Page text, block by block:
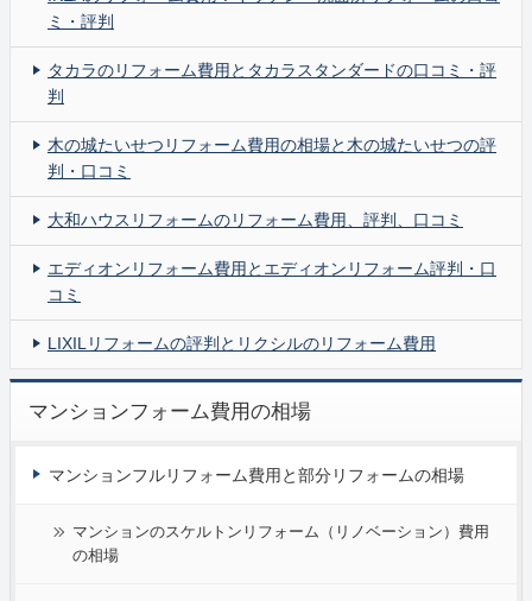
ミ・評判
タカラのリフォーム費用とタカラスタンダードの口コミ・評
判
木の城たいせつリフォーム費用の相場と木の城たいせつの評
判・口コミ
大和ハウスリフォームのリフォーム費用、評判、口コミ
エディオンリフォーム費用とエディオンリフォーム評判・口
コミ
LIXILリフォームの評判とリクシルのリフォーム費用
マンションフォーム費用の相場
マンションフルリフォーム費用と部分リフォームの相場
マンションのスケルトンリフォーム（リノベーション）費用
の相場